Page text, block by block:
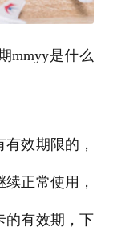
mmyy是什么
效期限的，
正常使用，
的有效期，下